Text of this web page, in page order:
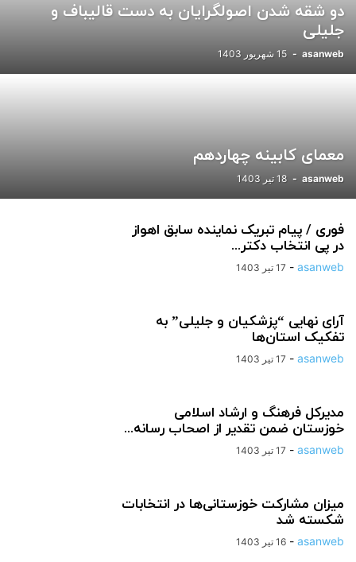
ورزشی یادداشت
دو شقه شدن اصولگرایان به دست قالیباف و
جلیلی
asanweb
- 15 شهریور 1403
معمای کابینه چهاردهم
asanweb
- 18 تیر 1403
فوری / پیام تبریک نماینده سابق اهواز
در پی انتخاب دکتر...
asanweb
- 17 تیر 1403
آرای نهایی “پزشکیان و جلیلی” به
تفکیک استان‌ها
asanweb
- 17 تیر 1403
مدیرکل فرهنگ و ارشاد اسلامی
خوزستان ضمن تقدیر از اصحاب رسانه...
asanweb
- 17 تیر 1403
میزان مشارکت خوزستانی‌ها در انتخابات
شکسته شد
asanweb
- 16 تیر 1403